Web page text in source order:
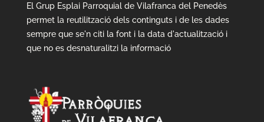
El Grup Esplai Parroquial de Vilafranca del Penedès
permet la reutilització dels continguts i de les dades
sempre que se'n citi la font i la data d'actualització i
que no es desnaturalitzi la informació